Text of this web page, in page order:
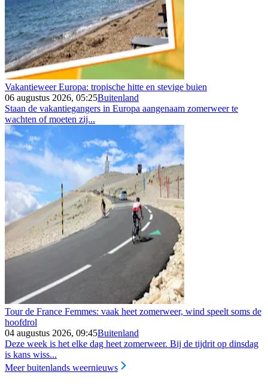
Vakantieweer Europa: tropische hitte en stevige buien
06 augustus 2026, 05:25Buitenland
Staan de vakantiegangers in Europa aangenaam zomerweer te
wachten of moeten zij...
Tour de France Femmes: vaak heet zomerweer, wind speelt soms de
hoofdrol
04 augustus 2026, 09:45Buitenland
Deze week is het elke dag heet zomerweer. Bij de tijdrit op dinsdag
is kans wiss...
Meer buitenlands weernieuws